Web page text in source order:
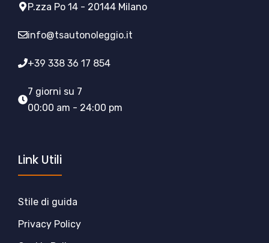
P.zza Po 14 - 20144 Milano
info@tsautonoleggio.it
+39 338 36 17 854
7 giorni su 7
00:00 am - 24:00 pm
Link Utili
Stile di guida
Privacy Policy